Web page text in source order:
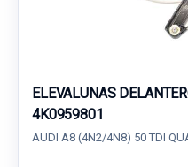
ELEVALUNAS
4K0959801
AUDI A8 (4N2/4N8) 50 TDI